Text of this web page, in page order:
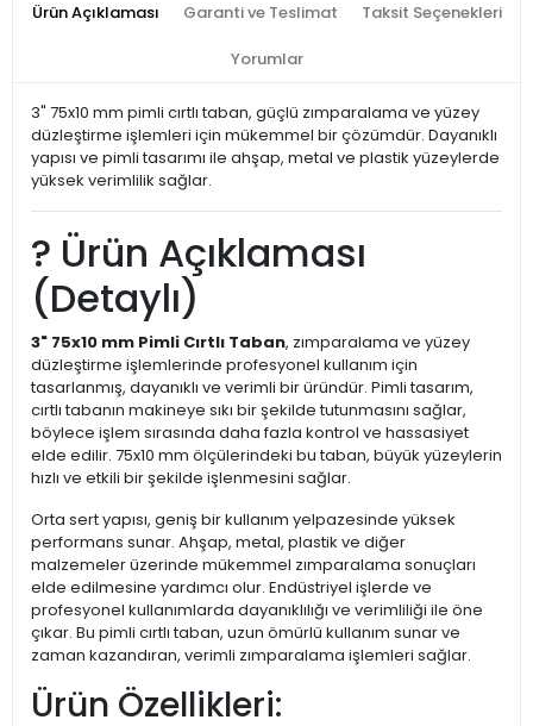
Ürün Açıklaması Garanti ve Teslimat Taksit Seçenekleri
Yorumlar
3" 75x10 mm pimli cırtlı taban, güçlü zımparalama ve yüzey
düzleştirme işlemleri için mükemmel bir çözümdür. Dayanıklı
yapısı ve pimli tasarımı ile ahşap, metal ve plastik yüzeylerde
yüksek verimlilik sağlar.
? Ürün Açıklaması
(Detaylı)
3" 75x10 mm Pimli Cırtlı Taban, zımparalama ve yüzey
düzleştirme işlemlerinde profesyonel kullanım için
tasarlanmış, dayanıklı ve verimli bir üründür. Pimli tasarım,
cırtlı tabanın makineye sıkı bir şekilde tutunmasını sağlar,
böylece işlem sırasında daha fazla kontrol ve hassasiyet
elde edilir. 75x10 mm ölçülerindeki bu taban, büyük yüzeylerin
hızlı ve etkili bir şekilde işlenmesini sağlar.
Orta sert yapısı, geniş bir kullanım yelpazesinde yüksek
performans sunar. Ahşap, metal, plastik ve diğer
malzemeler üzerinde mükemmel zımparalama sonuçları
elde edilmesine yardımcı olur. Endüstriyel işlerde ve
profesyonel kullanımlarda dayanıklılığı ve verimliliği ile öne
çıkar. Bu pimli cırtlı taban, uzun ömürlü kullanım sunar ve
zaman kazandıran, verimli zımparalama işlemleri sağlar.
Ürün Özellikleri: